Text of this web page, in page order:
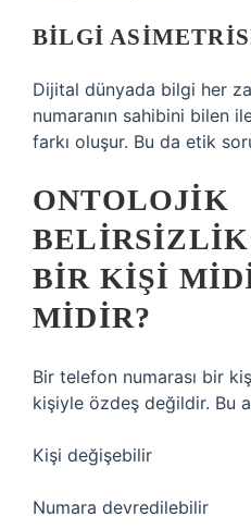
BILGI
Dijital dünyada bilgi her
numaranın sahibini bilen
farkı oluşur. Bu da etik
ONTOLOJIK
BIR KIŞI
MIDIR?
Bir telefon numarası bir
kişiyle özdeş değildir. Bu
Kişi değişebilir
Numara devredilebilir